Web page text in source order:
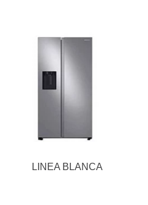
LINEA BLANCA